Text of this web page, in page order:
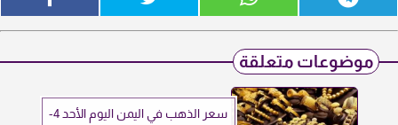
موضوعات متعلقة
سعر الذهب في اليمن اليوم الأحد 4-